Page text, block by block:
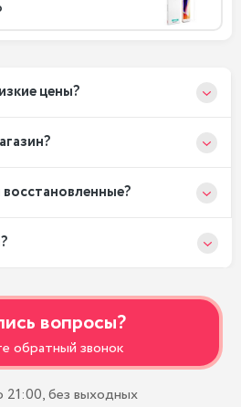
цены?
вопросы?
обратный звонок
21:00, без выходных